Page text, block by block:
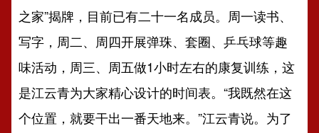
之家”揭牌，目前已有二十一名成员。周一读书、
写字，周二、周四开展弹珠、套圈、乒乓球等趣
味活动，周三、周五做1小时左右的康复训练，这
是江云青为大家精心设计的时间表。“我既然在这
个位置，就要干出一番天地来。”江云青说。为了